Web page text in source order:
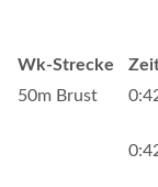
Wk-Strecke
50m Brust